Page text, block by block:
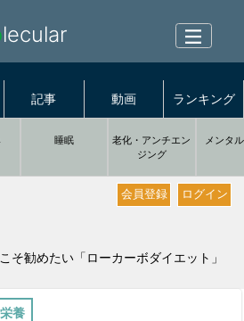
lecular
記事 動画 ランキング
睡眠
老化・アンチエン
ジング
メンタ
ログイン
会員登録
そ勧めたい「ローカーボダイエット」
養